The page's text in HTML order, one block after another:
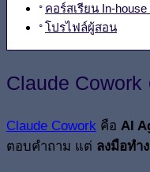
คอร์สเรียน In-house
โปรไฟล์ผู้สอน
Claude Cowork
Claude Cowork คือ AI
ตอบคำถาม แต่ ลงมือทำ